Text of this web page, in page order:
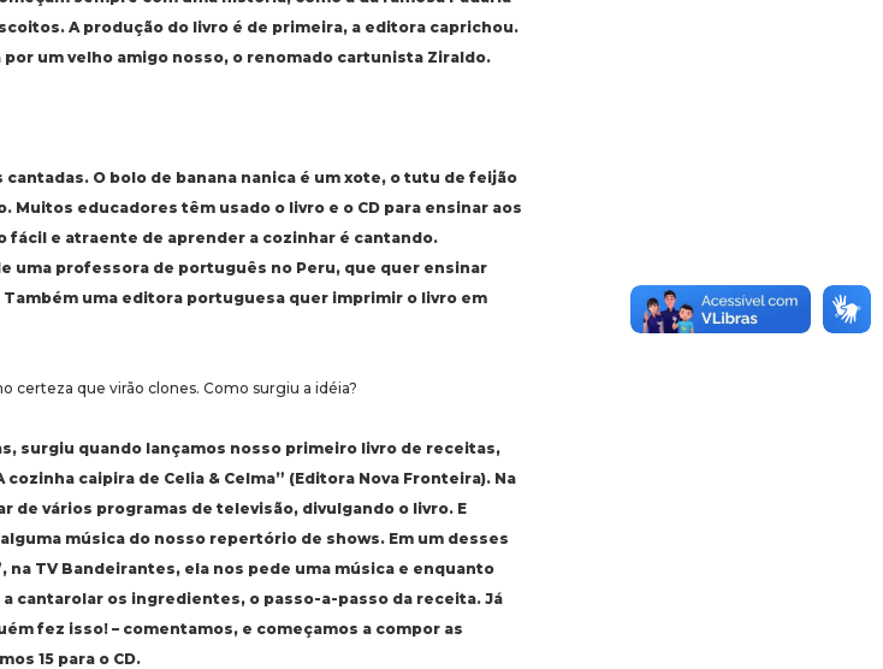
A produção do livro é de primeira, a editora caprichou.
um velho amigo nosso, o renomado cartunista Ziraldo.
cantadas. O bolo de banana nanica é um xote, o tutu de feijão
Muitos educadores têm usado o livro e o CD para ensinar aos
e atraente de aprender a cozinhar é cantando.
uma professora de português no Peru, que quer ensinar
uma editora portuguesa quer imprimir o livro em
certeza que virão clones. Como surgiu a idéia?
surgiu quando lançamos nosso primeiro livro de receitas,
caipira de Celia & Celma” (Editora Nova Fronteira). Na
de vários programas de televisão, divulgando o livro. E
música do nosso repertório de shows. Em um desses
na TV Bandeirantes, ela nos pede uma música e enquanto
cantarolar os ingredientes, o passo-a-passo da receita. Já
fez isso! – comentamos, e começamos a compor as
15 para o CD.